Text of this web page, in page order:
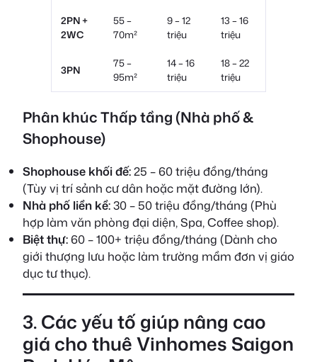
2PN +
2WC
55 –
70m²
9 – 12
triệu
13 – 16
triệu
3PN
75 –
95m²
14 – 16
triệu
18 – 22
triệu
Phân khúc Thấp tầng (Nhà phố &
Shophouse)
Shophouse khối đế:25 – 60 triệu đồng/tháng
(Tùy vị trí sảnh cư dân hoặc mặt đường lớn).
Nhà phố liền kề:30 – 50 triệu đồng/tháng (Phù
hợp làm văn phòng đại diện, Spa, Coffee shop).
Biệt thự:60 – 100+ triệu đồng/tháng (Dành cho
giới thượng lưu hoặc làm trường mầm đơn vị giáo
dục tư thục).
3. Các yếu tố giúp nâng cao
giá cho thuê Vinhomes Saigon